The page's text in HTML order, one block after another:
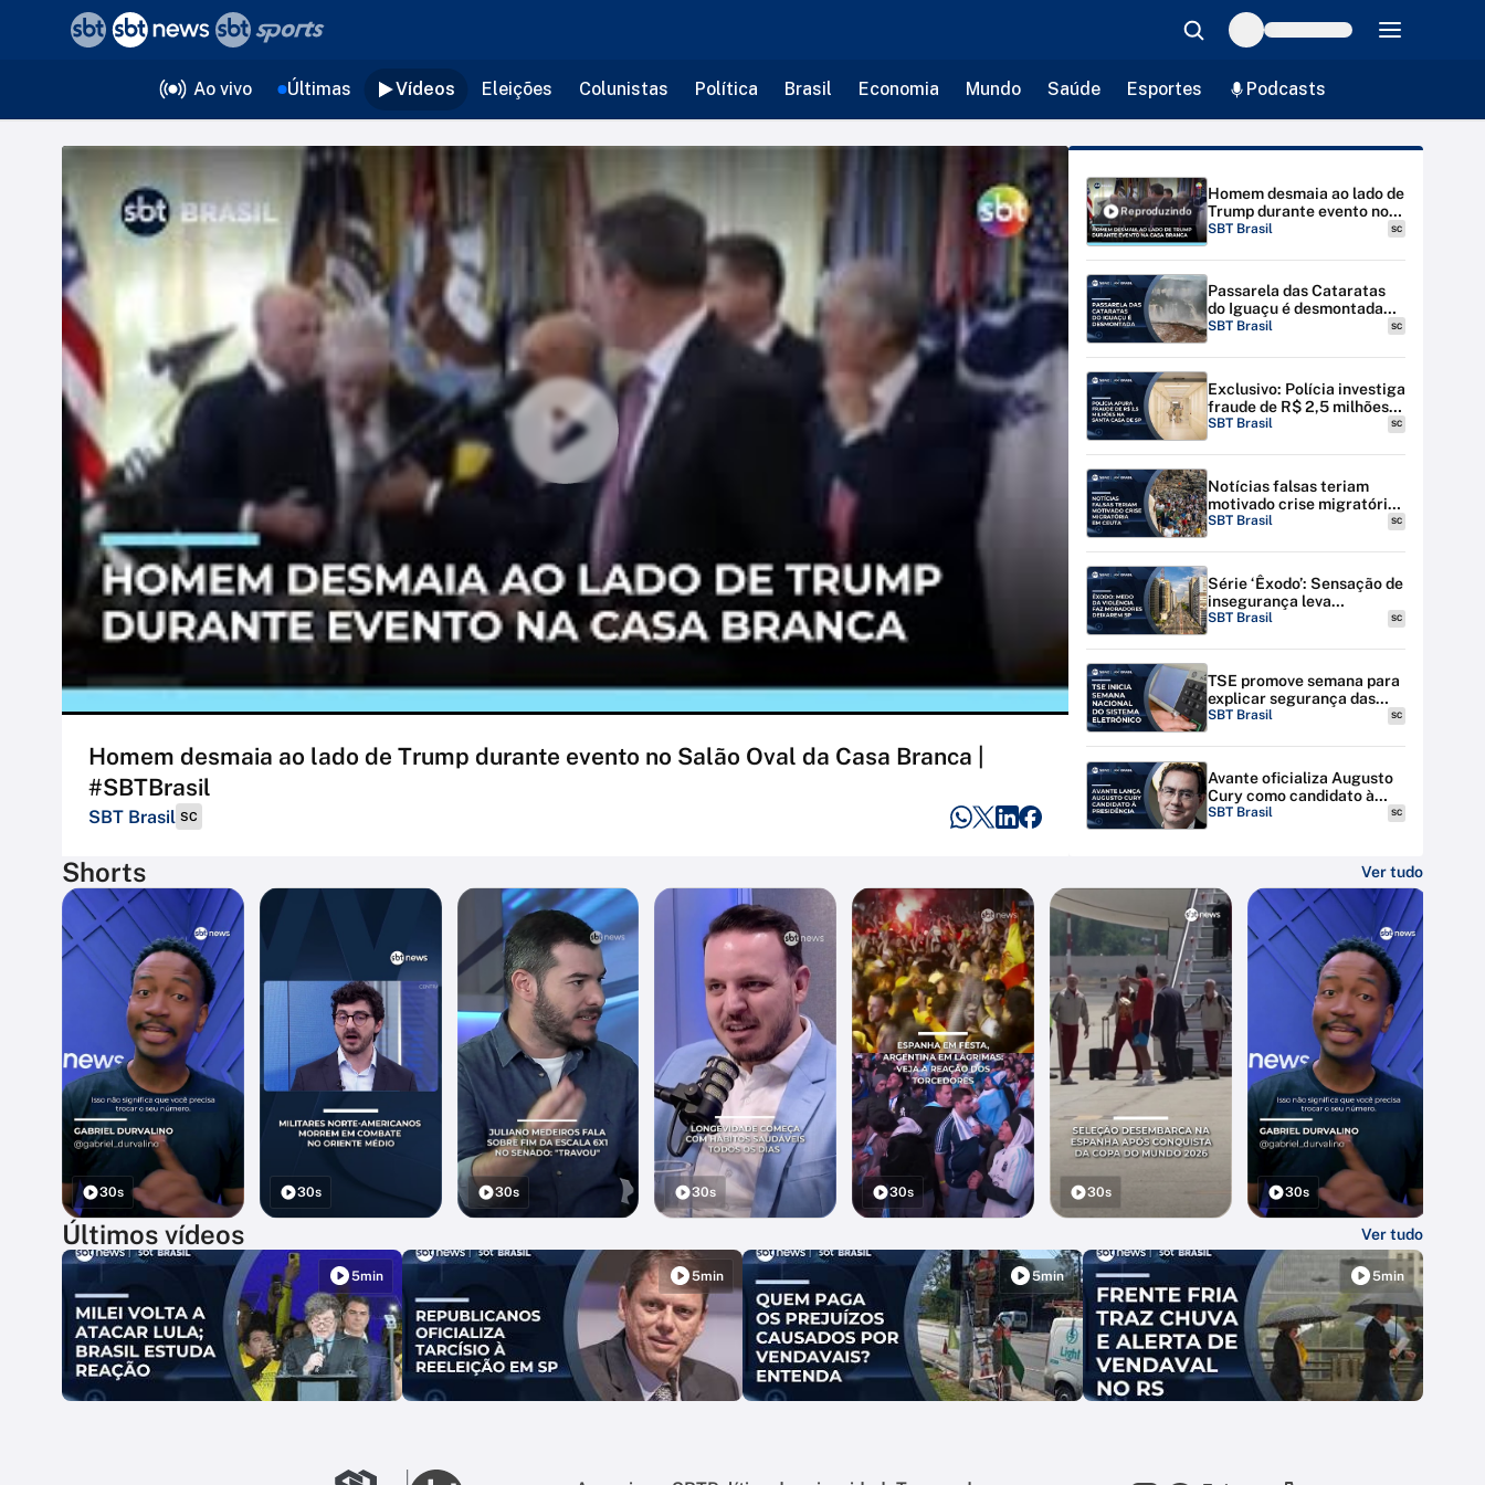
Ao vivo Últimas Vídeos Eleições Colunistas Política Brasil Economia Mundo Saúde Esportes Podcasts
Homem desmaia ao lado de Trump durante evento no Salão Oval da Casa Branca |
#SBTBrasil
SBT Brasil SC
Reproduzindo
Homem desmaia ao lado de
Trump durante evento no
Salão Oval da Casa Branca
SBT Brasil SC
Passarela das Cataratas
do Iguaçu é desmontada
por riscos de inundação
SBT Brasil SC
Exclusivo: Polícia investiga
fraude de R$ 2,5 milhões
na Santa Casa de SP
SBT Brasil SC
Notícias falsas teriam
motivado crise migratória
em Ceuta; Espanha amplia
SBT Brasil SC
Série ‘Êxodo’: Sensação de
insegurança leva
moradores a deixarem SP
SBT Brasil SC
TSE promove semana para
explicar segurança das
urnas eletrônicas em todo
SBT Brasil SC
Avante oficializa Augusto
Cury como candidato à
Presidência
SBT Brasil SC
Shorts Ver tudo
30s 30s 30s 30s 30s 30s 30s
Últimos vídeos Ver tudo
5min 5min 5min 5min
voltar
Editorias